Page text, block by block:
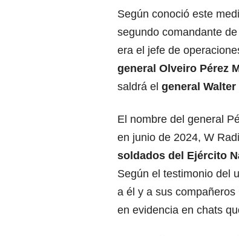
Según conoció este
segundo comandante
era el jefe de
general Olveiro Pérez
saldrá el general Walter
El nombre del general
en junio de 2024, W
soldados del Ejército
Según el testimonio del
a él y a sus compañeros
en evidencia en chats